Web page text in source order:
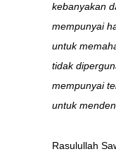
kebanyakan
mempunyai
untuk
tidak
mempunyai
untuk
Rasulullah